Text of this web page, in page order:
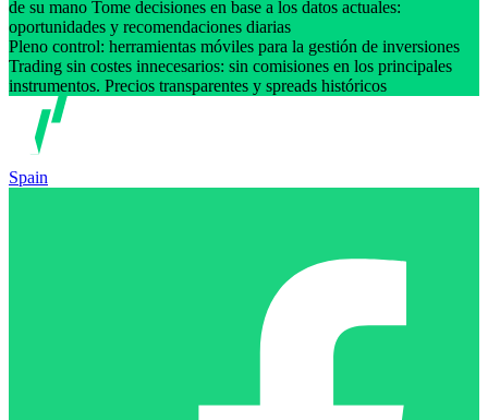
de su mano Tome decisiones en base a los datos actuales:
oportunidades y recomendaciones diarias
Pleno control: herramientas móviles para la gestión de inversiones
Trading sin costes innecesarios: sin comisiones en los principales
instrumentos. Precios transparentes y spreads históricos
Spain